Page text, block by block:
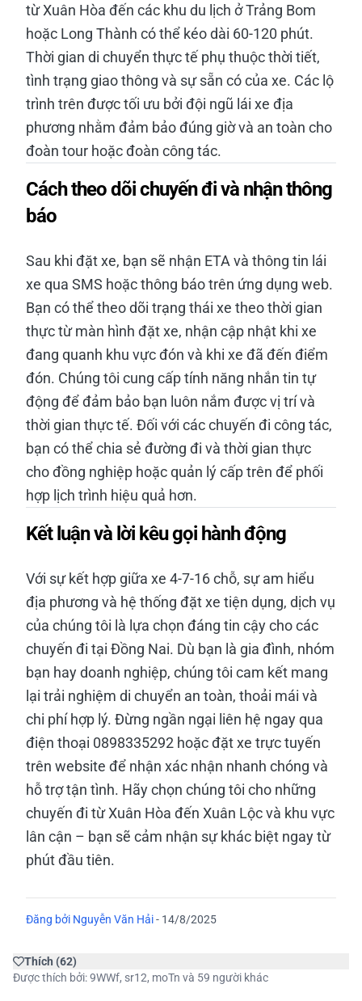
từ Xuân Hòa đến các khu du lịch ở Trảng Bom
hoặc Long Thành có thể kéo dài 60-120 phút.
Thời gian di chuyển thực tế phụ thuộc thời tiết,
tình trạng giao thông và sự sẵn có của xe. Các lộ
trình trên được tối ưu bởi đội ngũ lái xe địa
phương nhằm đảm bảo đúng giờ và an toàn cho
đoàn tour hoặc đoàn công tác.
Cách theo dõi chuyến đi và nhận thông
báo
Sau khi đặt xe, bạn sẽ nhận ETA và thông tin lái
xe qua SMS hoặc thông báo trên ứng dụng web.
Bạn có thể theo dõi trạng thái xe theo thời gian
thực từ màn hình đặt xe, nhận cập nhật khi xe
đang quanh khu vực đón và khi xe đã đến điểm
đón. Chúng tôi cung cấp tính năng nhắn tin tự
động để đảm bảo bạn luôn nắm được vị trí và
thời gian thực tế. Đối với các chuyến đi công tác,
bạn có thể chia sẻ đường đi và thời gian thực
cho đồng nghiệp hoặc quản lý cấp trên để phối
hợp lịch trình hiệu quả hơn.
Kết luận và lời kêu gọi hành động
Với sự kết hợp giữa xe 4-7-16 chỗ, sự am hiểu
địa phương và hệ thống đặt xe tiện dụng, dịch vụ
của chúng tôi là lựa chọn đáng tin cậy cho các
chuyến đi tại Đồng Nai. Dù bạn là gia đình, nhóm
bạn hay doanh nghiệp, chúng tôi cam kết mang
lại trải nghiệm di chuyển an toàn, thoải mái và
chi phí hợp lý. Đừng ngần ngại liên hệ ngay qua
điện thoại 0898335292 hoặc đặt xe trực tuyến
trên website để nhận xác nhận nhanh chóng và
hỗ trợ tận tình. Hãy chọn chúng tôi cho những
chuyến đi từ Xuân Hòa đến Xuân Lộc và khu vực
lân cận – bạn sẽ cảm nhận sự khác biệt ngay từ
phút đầu tiên.
Đăng bởi Nguyễn Văn Hải- 14/8/2025
Thích (62)
Được thích bởi:9WWf, sr12, moTn và 59 người khác